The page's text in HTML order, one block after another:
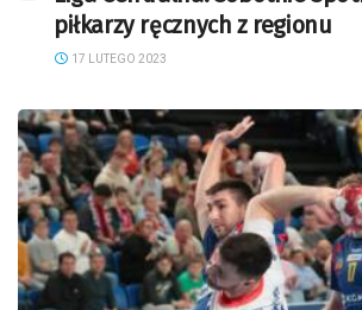
piłkarzy ręcznych z regionu
17 LUTEGO 2023